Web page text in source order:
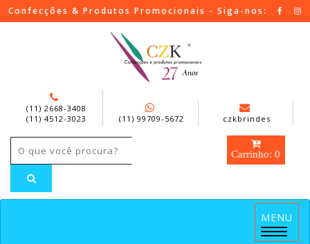
Confecções & Produtos Promocionais - Siga-nos:
(11) 2668-3408
(11) 4512-3023
(11) 99709-5672 czkbrindes
Carrinho: 0
MENU
Menu